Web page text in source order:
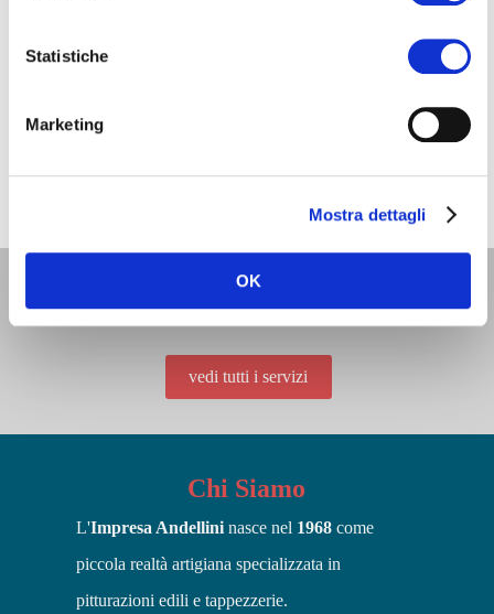
Statistiche
Marketing
Mostra dettagli
OK
Chi Siamo
L'Impresa Andellini nasce nel 1968 come
piccola realtà artigiana specializzata in
pitturazioni edili e tappezzerie.
vedi tutti i servizi
Scopri tutti i servizi che possiamo
offrirti